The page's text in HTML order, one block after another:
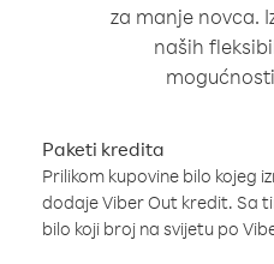
za manje novca.
naših
Paketi kredita
Prilikom kupovine bilo kojeg
dodaje Viber Out kredit. Sa
bilo koji broj na svijetu po